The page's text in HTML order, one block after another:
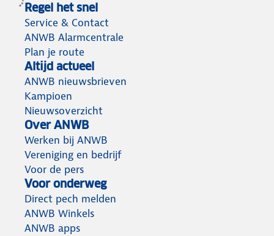
Regel het snel
Service & Contact
ANWB Alarmcentrale
Plan je route
Altijd actueel
ANWB nieuwsbrieven
Kampioen
Nieuwsoverzicht
Over ANWB
Werken bij ANWB
Vereniging en bedrijf
Voor de pers
Voor onderweg
Direct pech melden
ANWB Winkels
ANWB apps